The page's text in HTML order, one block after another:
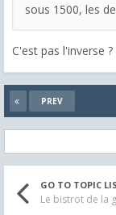
sous 1500, les
C'est pas l'inverse
PREV
GO TO TOPIC
Le bistrot de la